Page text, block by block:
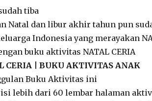
tiba
Natal dan libur akhir tahun pun
Indonesia yang merayakan
buku aktivitas NATAL CERIA
CERIA | BUKU AKTIVITAS ANAK
Buku Aktivitas ini
lebih dari 60 lembar halaman